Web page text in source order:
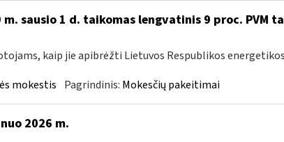
sausio 1 d. taikomas lengvatinis 9 proc. PVM
kaip jie apibrėžti Lietuvos Respublikos
mokestis Pagrindinis: Mokesčių pakeitimai
2026 m.